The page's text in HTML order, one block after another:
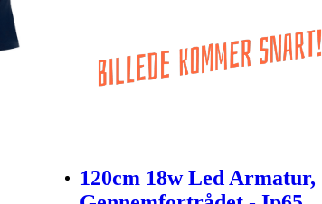
120cm 18w Led Armatur,